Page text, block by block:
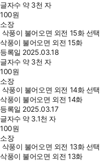
글자수 약 3천 자
100원
소장
삭풍이 불어오면 외전 15화 선택
삭풍이 불어오면 외전 15화
등록일 2025.03.18
글자수 약 3천 자
100원
소장
삭풍이 불어오면 외전 14화 선택
삭풍이 불어오면 외전 14화
등록일 2025.03.17
글자수 약 3.1천 자
100원
소장
삭풍이 불어오면 외전 13화 선택
삭풍이 불어오면 외전 13화